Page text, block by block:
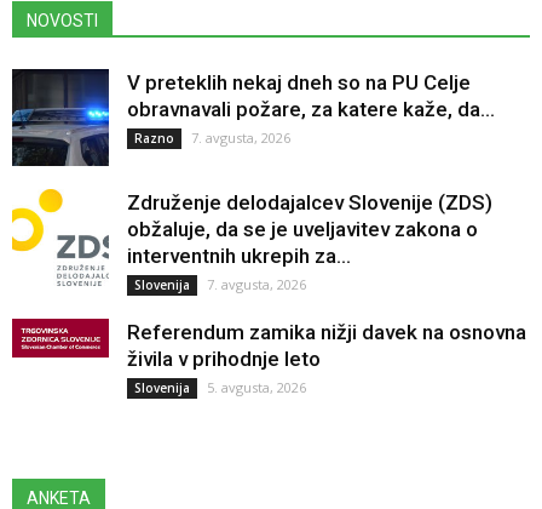
NOVOSTI
V preteklih nekaj dneh so na PU Celje
obravnavali požare, za katere kaže, da...
Razno 7. avgusta, 2026
Združenje delodajalcev Slovenije (ZDS)
obžaluje, da se je uveljavitev zakona o
interventnih ukrepih za...
Slovenija 7. avgusta, 2026
Referendum zamika nižji davek na osnovna
živila v prihodnje leto
Slovenija 5. avgusta, 2026
ANKETA